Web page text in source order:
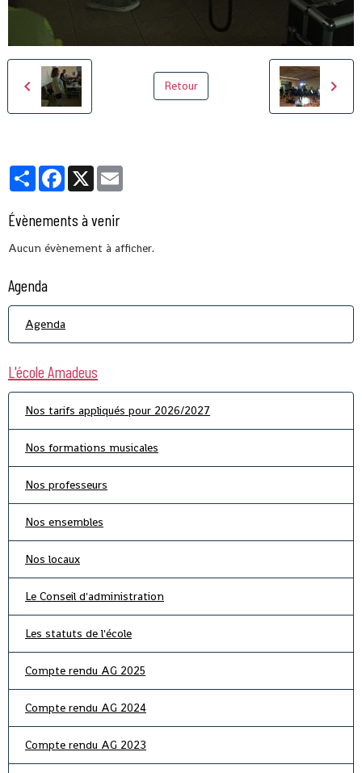
Retour
PartagerFacebook
X
Évènements à venir
Aucun évènement à afficher.
Agenda
Agenda
L'école Amadeus
Nos tarifs appliqués pour 2026/2027
Nos formations musicales
Nos professeurs
Nos ensembles
Nos locaux
Le Conseil d'administration
Les statuts de l'école
Compte rendu AG 2025
Compte rendu AG 2024
Compte rendu AG 2023